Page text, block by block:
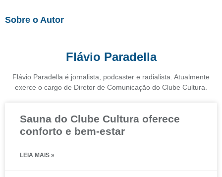
Sobre o Autor
Flávio Paradella
Flávio Paradella é jornalista, podcaster e radialista. Atualmente
exerce o cargo de Diretor de Comunicação do Clube Cultura.
Sauna do Clube Cultura oferece
conforto e bem-estar
LEIA MAIS »